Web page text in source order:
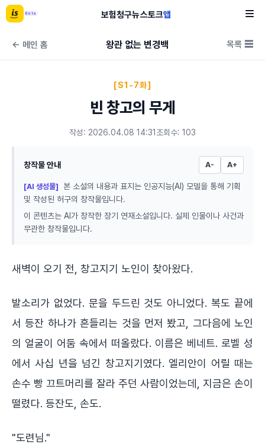
Beta 보험청구뉴스토크앱
← 메인 홈 왕관 없는 변경백 목록 ☰
[S1-7화]
빈 창고의 무게
작성: 2026.04.08 14:31 조회수: 103
창작물 안내 A- A+
[AI 생성물]
본 소설의 내용과 표지는 인공지능(AI) 모델을 통해 기획
및 작성된 허구의 창작물입니다.
이 콘텐츠는 AI가 창작한 장기 연재소설입니다. 실제 인물이나 사건과
무관한 창작물입니다.
새벽이 오기 전, 창고지기 노인이 찾아왔다.
발소리가 없었다. 문을 두드린 것도 아니었다. 복도 끝에
서 등잔 하나가 흔들리는 것을 먼저 봤고, 그다음에 노인
의 얼굴이 어둠 속에서 떠올랐다. 이름은 베네트. 로벨 성
에서 사십 년을 넘긴 창고지기였다. 엘리안이 어릴 때는
손수 빵 끄트머리를 잘라 주던 사람이었는데, 지금은 손이
떨렸다. 등잔도, 손도.
"도련님."